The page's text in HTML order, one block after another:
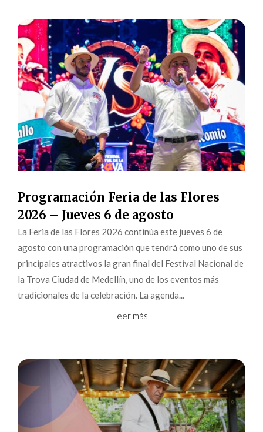
Programación Feria de las Flores
2026 – Jueves 6 de agosto
La Feria de las Flores 2026 continúa este jueves 6 de
agosto con una programación que tendrá como uno de sus
principales atractivos la gran final del Festival Nacional de
la Trova Ciudad de Medellín, uno de los eventos más
tradicionales de la celebración. La agenda...
leer más